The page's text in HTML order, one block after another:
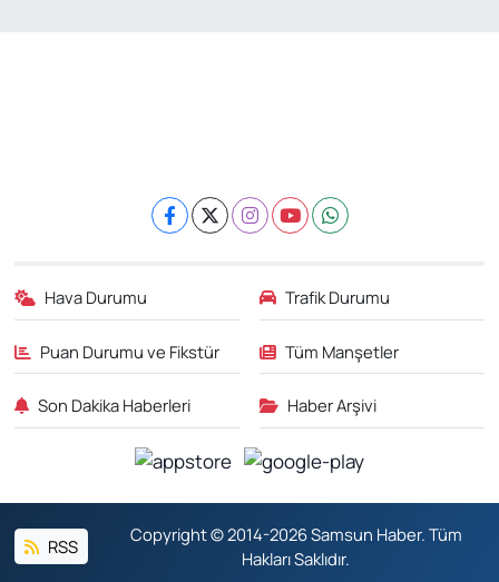
Hava Durumu Trafik Durumu
Puan Durumu ve Fikstür Tüm Manşetler
Son Dakika Haberleri Haber Arşivi
RSS
Copyright © 2014-2026 Samsun Haber. Tüm
Hakları Saklıdır.